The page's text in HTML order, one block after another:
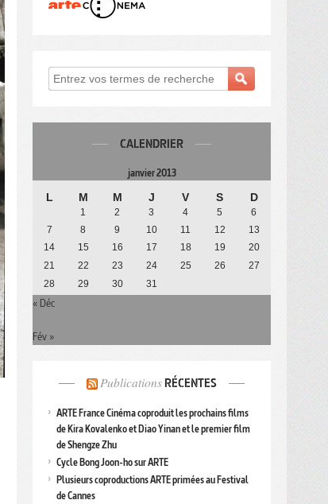
CALENDRIER
janvier 2013
L M M J V S D
1 2 3 4 5
6
7
8 9 10 11 12
13
14
15 16 17 18 19
20
21
22 23 24 25 26
27
28
29 30 31
« Déc
Fév »
Publications RÉCENTES
ARTE France Cinéma coproduit les prochains films
de Kira Kovalenko et Diao Yinan et le premier film
de Shengze Zhu
Cycle Bong Joon-ho sur ARTE
Plusieurs coproductions ARTE primées au Festival
de Cannes